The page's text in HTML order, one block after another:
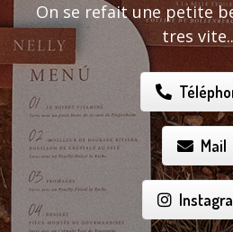
On se refait une petite
tres
Mail